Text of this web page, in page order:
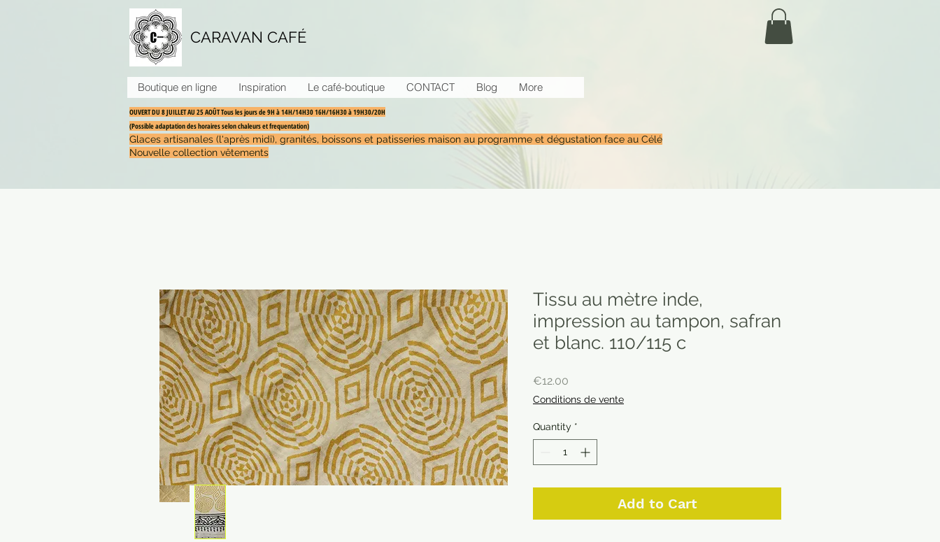
CARAVAN CAFÉ
Boutique en ligne Inspiration Le café-boutique CONTACT Blog More
OUVERT DU 8 JUILLET AU 25 AOÛT Tous les jours de 9H à 14H/14H30 16H/16H30 à 19H30/20H
(Possible adaptation des horaires selon chaleurs et frequentation)
Glaces artisanales (l'après midi), granités, boissons et patisseries maison au programme et dégustation face au Célé
Nouvelle collection vêtements
Tissu au mètre inde,
impression au tampon, safran
et blanc. 110/115 c
€12.00
Conditions de vente
Quantity *
Add to Cart